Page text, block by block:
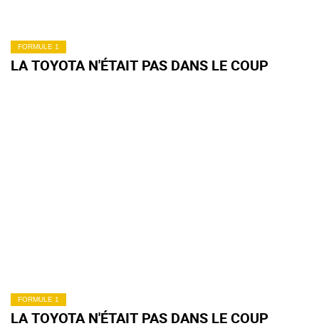
FORMULE 1
LA TOYOTA N'ÉTAIT PAS DANS LE COUP
FORMULE 1
LA TOYOTA N'ÉTAIT PAS DANS LE COUP